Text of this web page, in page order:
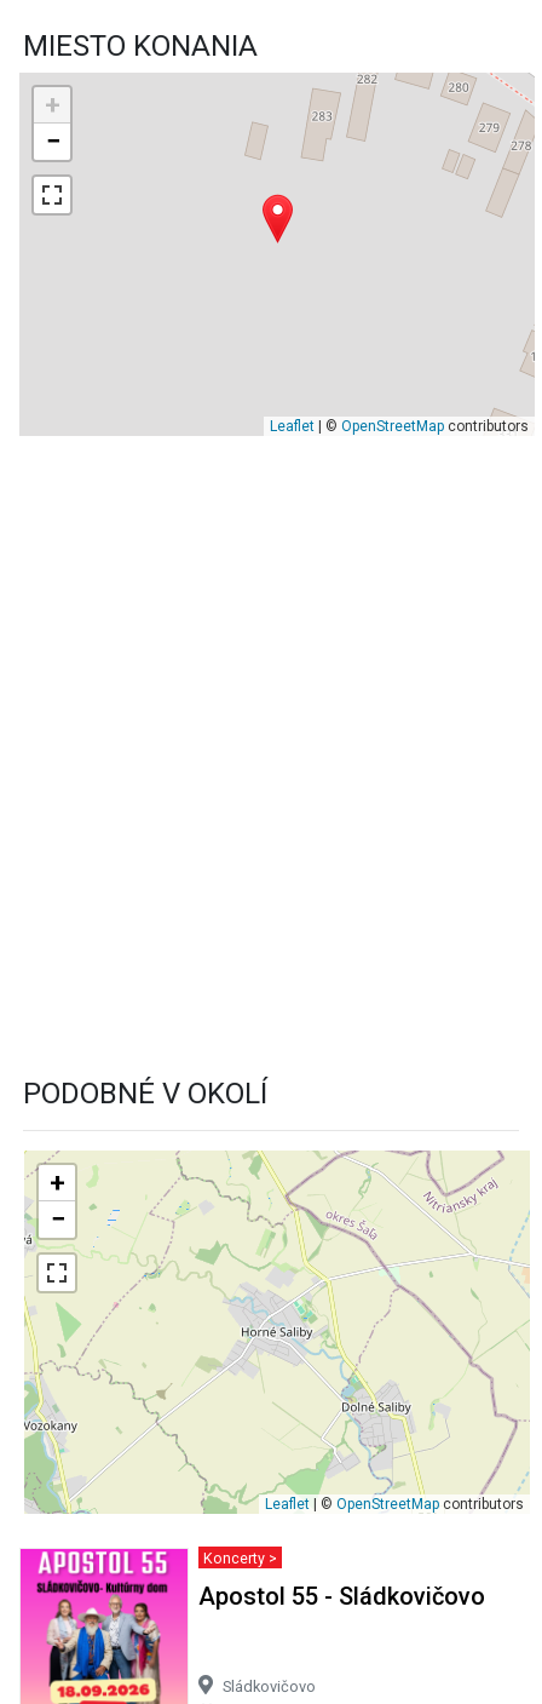
MIESTO KONANIA
+
−
Leaflet| © OpenStreetMapcontributors
PODOBNÉ V OKOLÍ
+
−
Leaflet | © OpenStreetMap contributors
Koncerty >
Apostol 55 - Sládkovičovo
Sládkovičovo